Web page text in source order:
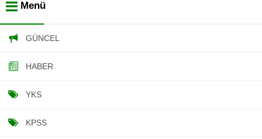
Menü
GÜNCEL
HABER
YKS
KPSS